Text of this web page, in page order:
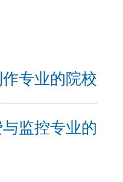
专业的院校
监控专业的